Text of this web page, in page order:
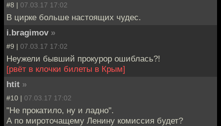
#8 | 07.03.17 17:02
В цирке больше настоящих чудес.
i.bragimov »
#9 | 07.03.17 17:02
Неужели бывший прокурор ошиблась?!
[рвёт в клочки билеты в Крым]
htit »
#10 | 07.03.17 17:02
"Не прокатило, ну и ладно".
А по мироточащему Ленину комиссия будет?